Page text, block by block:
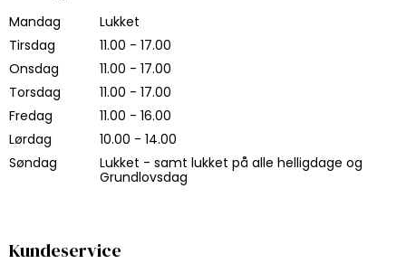
Mandag
Lukket
Tirsdag
11.00 - 17.00
Onsdag
11.00 - 17.00
Torsdag
11.00 - 17.00
Fredag
11.00 - 16.00
Lørdag
10.00 - 14.00
Søndag
Lukket - samt lukket på alle helligdage og
Grundlovsdag
Kundeservice